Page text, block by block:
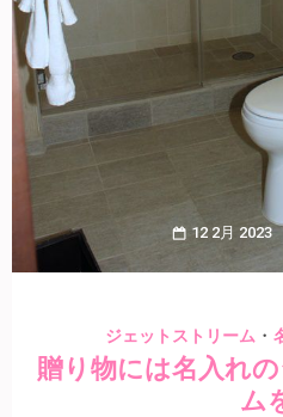
12 2月 2023
ジェットストリーム・
贈り物には名入れ
ム